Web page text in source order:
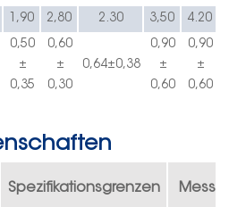
1,90 2,80 2.30 3,50 4.20
0,50
±
0,35
0,60
±
0,30
0,64±0,38
0,90
±
0,60
0,90
±
0,60
Spezifikationsgrenzen